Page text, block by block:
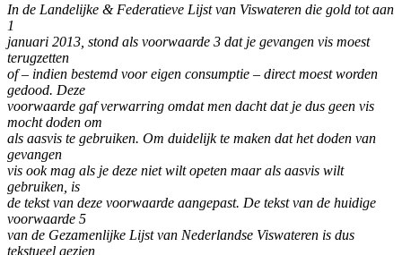
In de Landelijke & Federatieve Lijst van Viswateren die gold tot aan
1
januari 2013, stond als voorwaarde 3 dat je gevangen vis moest
terugzetten
of – indien bestemd voor eigen consumptie – direct moest worden
gedood. Deze
voorwaarde gaf verwarring omdat men dacht dat je dus geen vis
mocht doden om
als aasvis te gebruiken. Om duidelijk te maken dat het doden van
gevangen
vis ook mag als je deze niet wilt opeten maar als aasvis wilt
gebruiken, is
de tekst van deze voorwaarde aangepast. De tekst van de huidige
voorwaarde 5
van de Gezamenlijke Lijst van Nederlandse Viswateren is dus
tekstueel gezien